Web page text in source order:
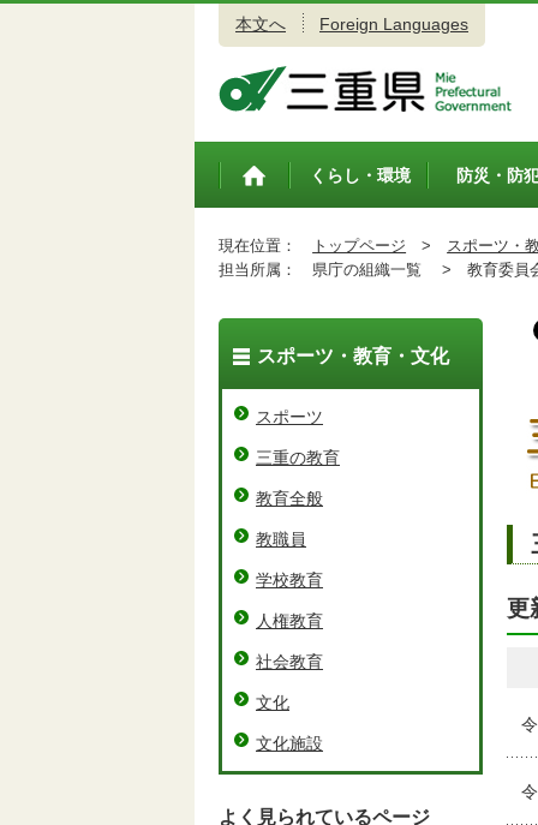
本文へ Foreign Languages
トップペ
くらし・環境 防災・防
現在位置： トップページ >
スポーツ・
担当所属：
県庁の組織一覧 > 教育委員
更
スポーツ・教育・文化
スポーツ
三重の教育
教育全般
教職員
学校教育
人権教育
社会教育
文化
文化施設
よく見られているページ